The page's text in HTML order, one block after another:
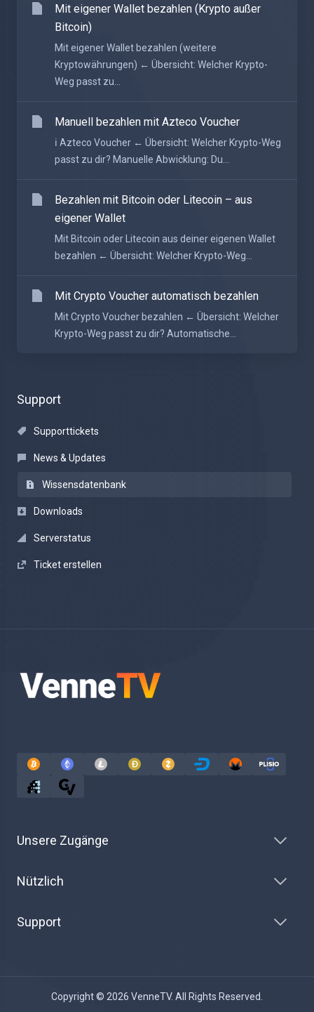
Support
Supporttickets
News & Updates
Wissensdatenbank
Downloads
Serverstatus
Ticket erstellen
Mit eigener Wallet bezahlen (Krypto außer
Bitcoin)
Mit eigener Wallet bezahlen (weitere
Kryptowährungen) ← Übersicht: Welcher Krypto-
Weg passt zu...
Manuell bezahlen mit Azteco Voucher
ℹ️ Azteco Voucher ← Übersicht: Welcher Krypto-Weg
passt zu dir? Manuelle Abwicklung: Du...
Bezahlen mit Bitcoin oder Litecoin – aus
eigener Wallet
Mit Bitcoin oder Litecoin aus deiner eigenen Wallet
bezahlen ← Übersicht: Welcher Krypto-Weg...
Mit Crypto Voucher automatisch bezahlen
Mit Crypto Voucher bezahlen ← Übersicht: Welcher
Krypto-Weg passt zu dir? Automatische...
Unsere Zugänge
Nützlich
Support
Copyright © 2026 VenneTV. All Rights Reserved.